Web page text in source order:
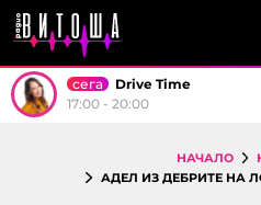
сега
Drive Time
17:00 - 20:00
НАЧАЛО
АДЕЛ ИЗ ДЕБРИТЕ НА